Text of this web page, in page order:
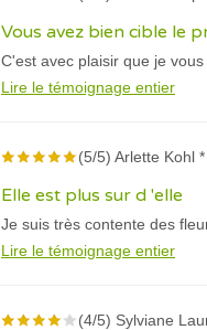
Vous avez bien cible le
C'est avec plaisir que je
Lire le témoignage entier
(5/5) Arlette Kohl *
Elle est plus sur d 'elle
Je suis très contente des
Lire le témoignage entier
(4/5) Sylviane